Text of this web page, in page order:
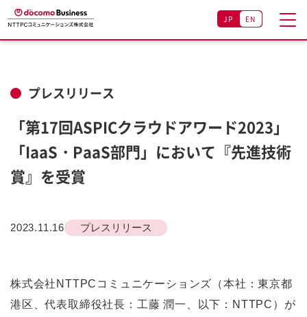
JP EN
プレスリリース
「第17回ASPICクラウドアワード2023」
「IaaS・PaaS部門」において『先進技術
賞』を受賞
2023.11.16 プレスリリース
株式会社NTTPCコミュニケーションズ（本社：東京都
港区、代表取締役社長：工藤 潤一、以下：NTTPC）が